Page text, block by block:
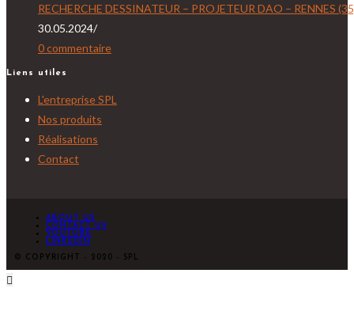
RECHERCHE DESSINATEUR – PROJETEUR DAO – RENNES
30.05.2024/
0 commentaire
Liens utiles
L'entreprise SPL
Nos produits
Réalisations
Contact
ABOUT US
CONTACT US
YOUTUBE
LINKEDIN
© COPYRIGHT - 2020 - SPL